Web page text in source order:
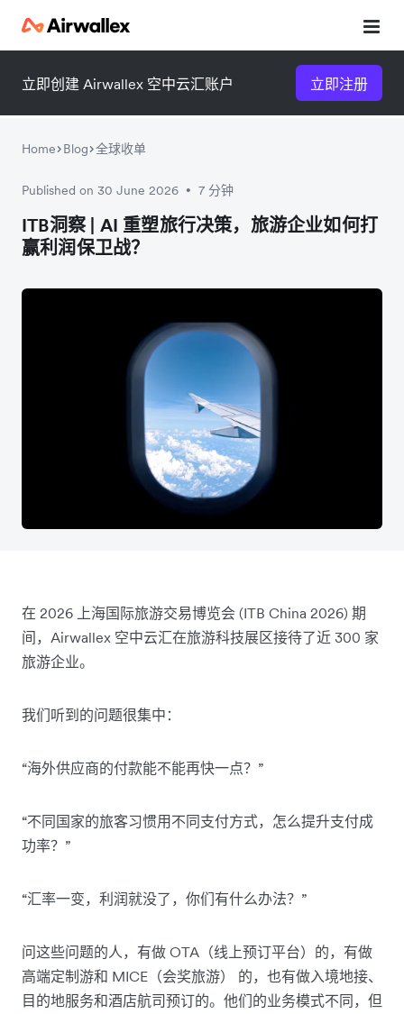
立即创建 Airwallex 空中云汇账户 立即注册
Home Blog 全球收单
Published on 30 June 2026 • 7 分钟
ITB洞察 | AI 重塑旅行决策，旅游企业如何打
赢利润保卫战？
在 2026 上海国际旅游交易博览会 (ITB China 2026) 期
间，Airwallex 空中云汇在旅游科技展区接待了近 300 家
旅游企业。
我们听到的问题很集中：
“海外供应商的付款能不能再快一点？”
“不同国家的旅客习惯用不同支付方式，怎么提升支付成
功率？”
“汇率一变，利润就没了，你们有什么办法？”
问这些问题的人，有做 OTA（线上预订平台）的，有做
高端定制游和 MICE（会奖旅游） 的，也有做入境地接、
目的地服务和酒店航司预订的。他们的业务模式不同，但
微信扫一扫，点击手机右上角
微信扫一扫，点击手机右上角